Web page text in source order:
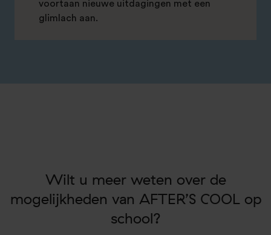
voortaan nieuwe uitdagingen met een
glimlach aan.
Wilt u meer weten over de
mogelijkheden van AFTER’S COOL op
school?